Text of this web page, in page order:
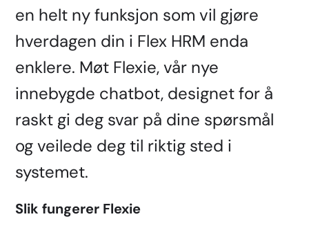
en helt ny funksjon som vil gjøre
hverdagen din i Flex HRM enda
enklere. Møt Flexie, vår nye
innebygde chatbot, designet for å
raskt gi deg svar på dine spørsmål
og veilede deg til riktig sted i
systemet.
Slik fungerer Flexie